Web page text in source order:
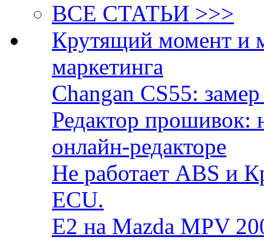
ВСЕ СТАТЬИ >>>
Крутящий момент и
маркетинга
Changan CS55:
Редактор прошивок:
онлайн-редакторе
Не работает ABS и
ECU.
E2 на Mazda MPV